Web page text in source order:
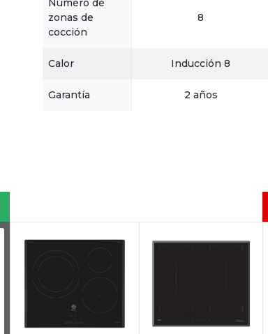
Número de
zonas de
cocción
8
Calor Inducción 8
Garantía 2 años